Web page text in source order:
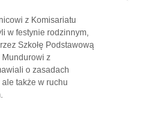
z Komisariatu
w festynie rodzinnym,
Szkołę Podstawową
Mundurowi z
o zasadach
także w ruchu